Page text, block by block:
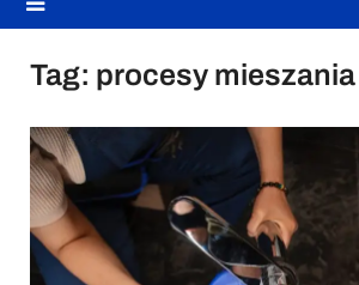
Tag: procesy mieszania